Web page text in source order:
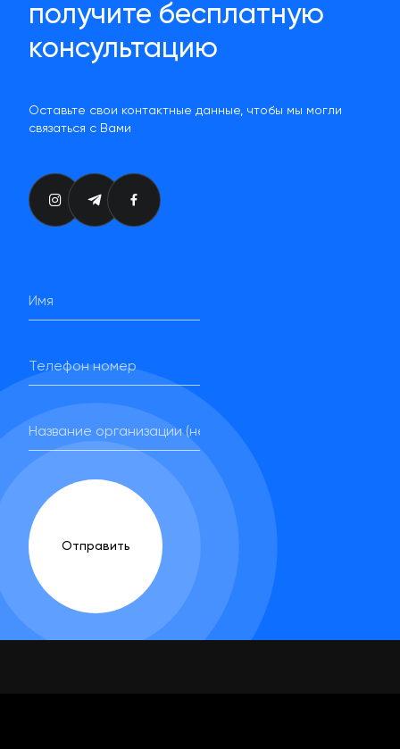
получите бесплатную
консультацию
Оставьте свои контактные данные, чтобы мы могли
связаться с Вами
Отправить